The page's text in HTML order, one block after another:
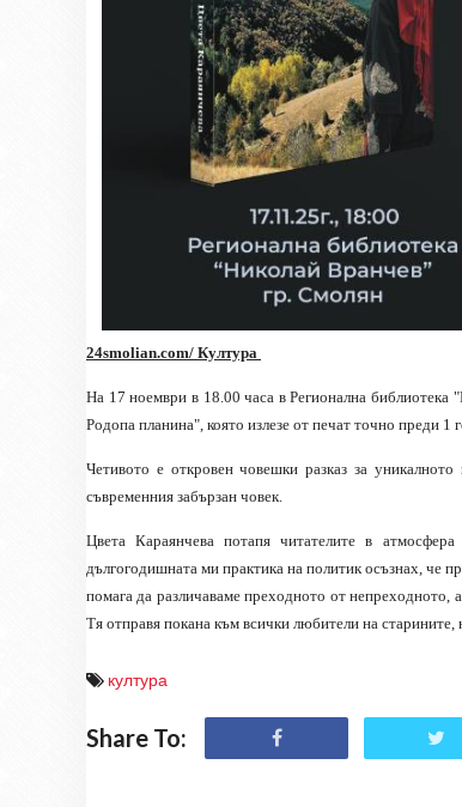
24smolian.com/ Култура
На 17 ноември в 18.00 часа в Регионална
Родопа планина", която излезе от печат точно преди 1
Четивото е откровен човешки разказ за
съвременния забързан човек.
Цвета Караянчева потапя читателите в
дългогодишната ми практика на политик осъзнах, че
помага да различаваме преходното от непреходното,
Тя отправя покана към всички любители на старините,
култура
Share To: